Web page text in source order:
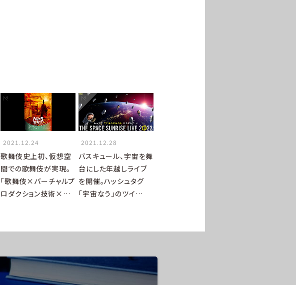
2021.12.24
歌舞伎史上初、仮想空
間での歌舞伎が実現。
「歌舞伎×バーチャルプ
ロダクション技術×…
2021.12.28
バスキュール、宇宙を舞
台にした年越しライブ
を開催。ハッシュタグ
「宇宙なう」のツイ…